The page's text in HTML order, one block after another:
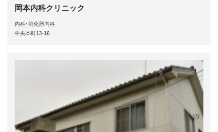
岡本内科クリニック
内科･消化器内科
中央本町13-16